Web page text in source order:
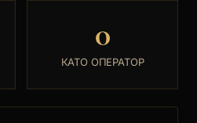
0
КАТО ОПЕРАТОР